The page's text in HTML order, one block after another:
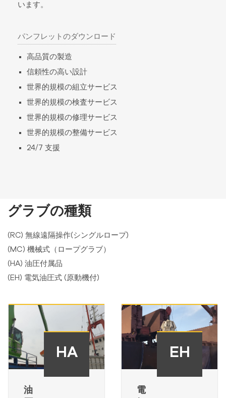
います。
パンフレットのダウンロード
高品質の製造
信頼性の高い設計
世界的規模の組立サービス
世界的規模の検査サービス
世界的規模の修理サービス
世界的規模の整備サービス
24/7 支援
グラブの種類
(RC) 無線遠隔操作(シングルロープ)
(MC) 機械式（ロープグラブ）
(HA) 油圧付属品
(EH) 電気油圧式 (原動機付)
HA
油
EH
電